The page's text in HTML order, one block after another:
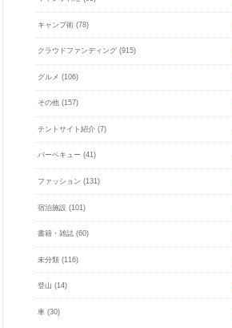
キャンプ術 (78)
クラウドファンディング (915)
グルメ (106)
その他 (157)
テントサイト紹介 (7)
バーベキュー (41)
ファッション (131)
宿泊施設 (101)
書籍・雑誌 (60)
未分類 (116)
登山 (14)
車 (30)